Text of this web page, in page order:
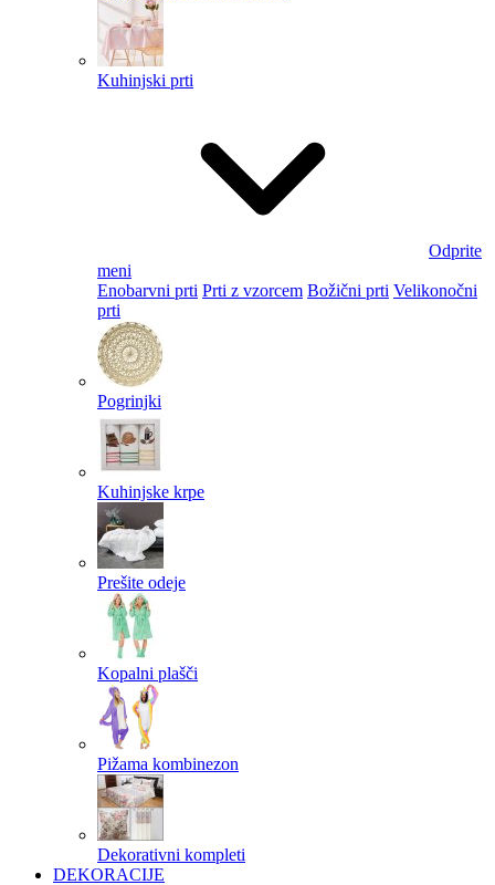
Kuhinjski prti
Odprite
meni
Enobarvni prti Prti z vzorcem Božični prti Velikonočni
prti​
Pogrinjki
Kuhinjske krpe
Prešite odeje
Kopalni plašči
Pižama kombinezon
Dekorativni kompleti
DEKORACIJE